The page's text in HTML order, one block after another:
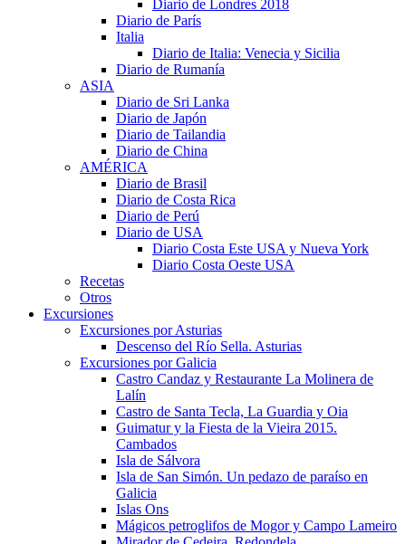
Diario de Londres 2018
Diario de París
Italia
Diario de Italia: Venecia y Sicilia
Diario de Rumanía
ASIA
Diario de Sri Lanka
Diario de Japón
Diario de Tailandia
Diario de China
AMÉRICA
Diario de Brasil
Diario de Costa Rica
Diario de Perú
Diario de USA
Diario Costa Este USA y Nueva York
Diario Costa Oeste USA
Recetas
Otros
Excursiones
Excursiones por Asturias
Descenso del Río Sella. Asturias
Excursiones por Galicia
Castro Candaz y Restaurante La Molinera de
Lalín
Castro de Santa Tecla, La Guardia y Oia
Guimatur y la Fiesta de la Vieira 2015.
Cambados
Isla de Sálvora
Isla de San Simón. Un pedazo de paraíso en
Galicia
Islas Ons
Mágicos petroglifos de Mogor y Campo Lameiro